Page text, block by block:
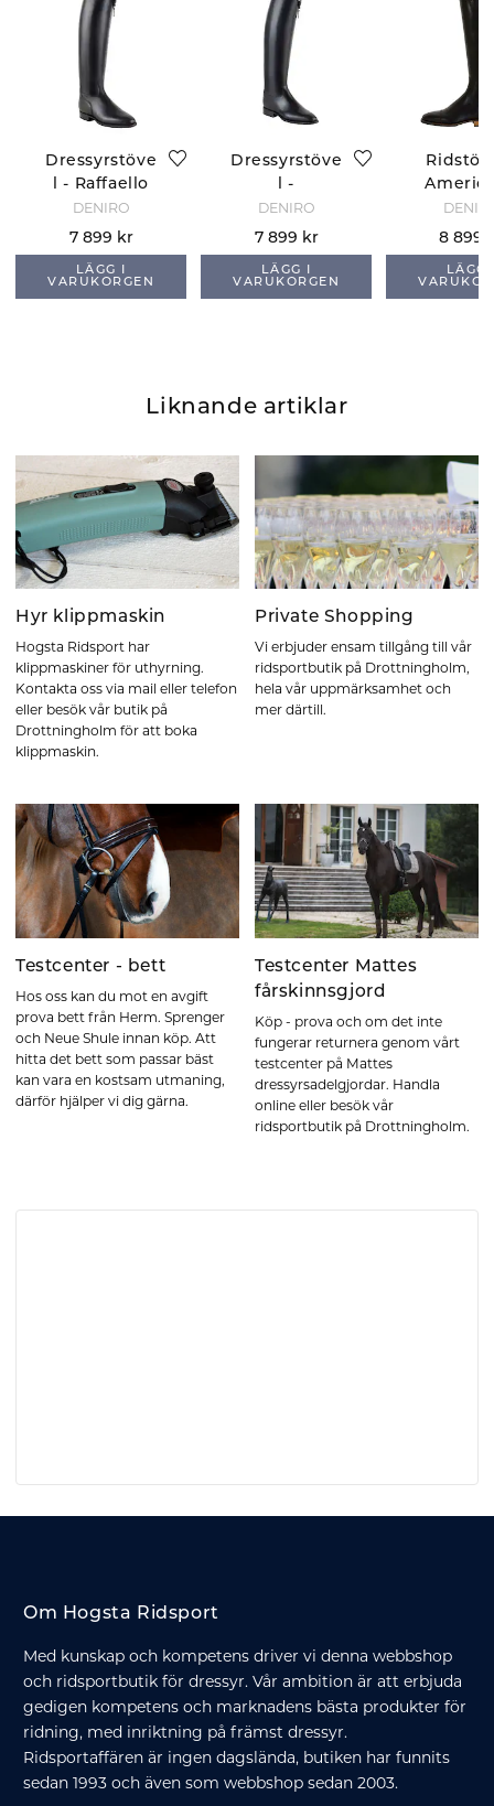
Dressyrstöve
l - Raffaello
DENIRO
7 899 kr
LÄGG I
VARUKORGEN
Dressyrstöve
l -
Michelangel
o
DENIRO
7 899 kr
LÄGG I
VARUKORGEN
8 899
LÄGG
Liknande artiklar
Hyr klippmaskin
Hogsta Ridsport har
klippmaskiner för uthyrning.
Kontakta oss via mail eller telefon
eller besök vår butik på
Drottningholm för att boka
klippmaskin.
Private Shopping
Vi erbjuder ensam tillgång till vår
ridsportbutik på Drottningholm,
hela vår uppmärksamhet och
mer därtill.
Testcenter - bett
Hos oss kan du mot en avgift
prova bett från Herm. Sprenger
och Neue Shule innan köp. Att
hitta det bett som passar bäst
kan vara en kostsam utmaning,
därför hjälper vi dig gärna.
Testcenter Mattes
fårskinnsgjord
Köp - prova och om det inte
fungerar returnera genom vårt
testcenter på Mattes
dressyrsadelgjordar. Handla
online eller besök vår
ridsportbutik på Drottningholm.
Om Hogsta Ridsport
Med kunskap och kompetens driver vi denna webbshop
och ridsportbutik för dressyr. Vår ambition är att erbjuda
gedigen kompetens och marknadens bästa produkter för
ridning, med inriktning på främst dressyr.
Ridsportaffären är ingen dagslända, butiken har funnits
sedan 1993 och även som webbshop sedan 2003.